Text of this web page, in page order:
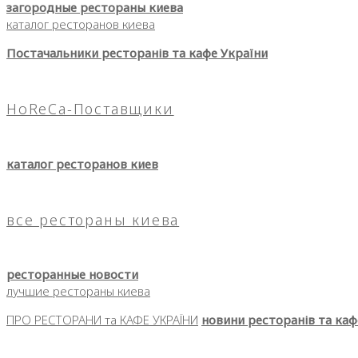
загородные рестораны киева
каталог ресторанов киева
Постачальники ресторанів та кафе України
HoReCa-Поставщики
каталог ресторанов киев
все рестораны киева
ресторанные новости
лучшие рестораны киева
ПРО РЕСТОРАНИ та КАФЕ УКРАЇНИ новини ресторанів та